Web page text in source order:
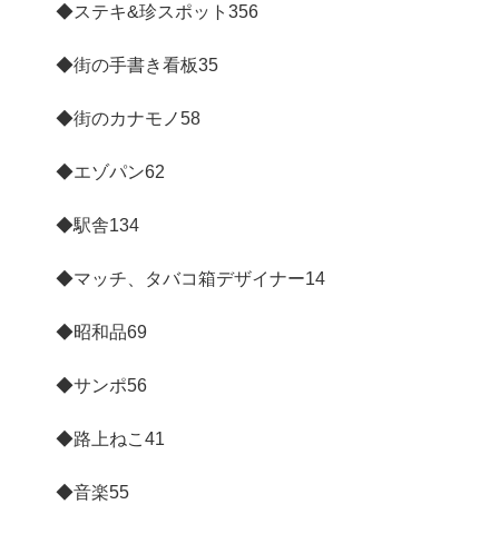
◆ステキ&珍スポット 356
◆街の手書き看板35
◆街のカナモノ58
◆エゾパン62
◆駅舎134
◆マッチ、タバコ箱デザイナー14
◆昭和品69
◆サンポ56
◆路上ねこ 41
◆音楽55